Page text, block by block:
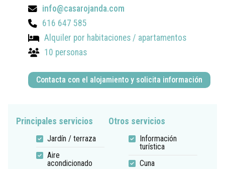
info@casarojanda.com
616 647 585
Alquiler por habitaciones / apartamentos
10 personas
Contacta con el alojamiento y solicita información
Principales servicios
Jardín / terraza
Aire
acondicionado
Otros servicios
Información
turística
Cuna